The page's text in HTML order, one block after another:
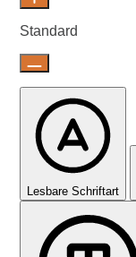
Standard
Lesbare Schriftart